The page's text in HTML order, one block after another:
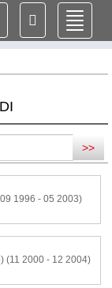
ein-/
>>
1996 - 05 2003)
(11 2000 - 12 2004)